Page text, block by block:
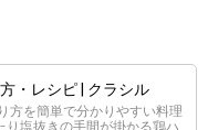
・レシピ | クラシル
方を簡単で分かりやすい料理